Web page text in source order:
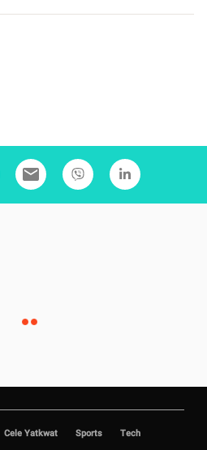
email
Cele Yatkwat Sports Tech